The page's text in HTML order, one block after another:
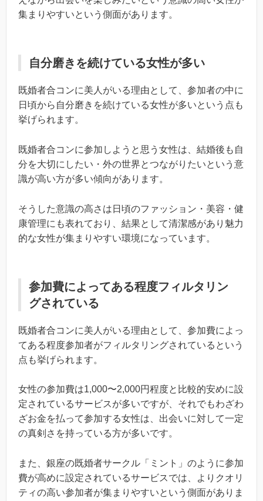
集まりやすいという側面があります。
自分磨きを続けている女性が多い
既婚者合コンに美人がいる理由として、参加者の中に
日頃から自分磨きを続けている女性が多いという点も
挙げられます。
既婚者合コンに参加しようと思う女性は、結婚後も自
分を大切にしたい・外の世界とつながりたいという意
識が高い方が多い傾向があります。
そうした意識の高さは日頃のファッション・美容・健
康管理にも表れており、結果として清潔感があり魅力
的な女性が集まりやすい環境になっています。
参加費によってある程度フィルタリン
グされている
既婚者合コンに美人がいる理由として、参加費によっ
てある程度参加者がフィルタリングされているという
点も挙げられます。
女性の参加費は1,000〜2,000円程度と比較的安めに設
定されているサービスが多いですが、それでもわざわ
ざお金を払って参加する女性は、出会いに対して一定
の真剣さを持っている方が多いです。
また、銀座の既婚者サークル「ミント」のように参加
費が高めに設定されているサービスでは、よりクオリ
ティの高い参加者が集まりやすいという側面がありま